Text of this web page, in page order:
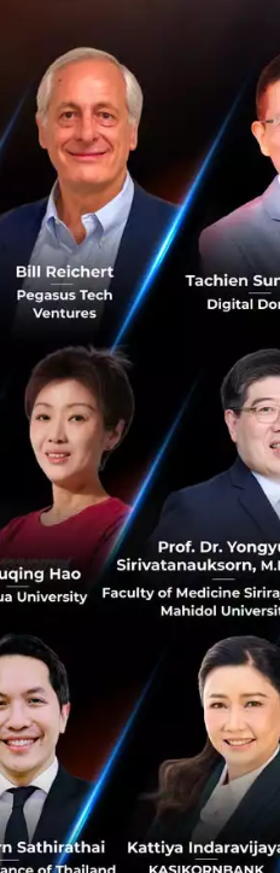
5G The Robotics
ร่วมกับ
3D เพื่อตรวจหาวัตถุตามออเ
ของวัตถุมาที่หุ่นยนต์ เพื่อทำก
5G กับ SMART INDUSTRYร่ว
เทคโนโลยี 5G จะเข้าไปยกระ
Active Cockpit แสดงกา
จากโรงงานผลิต ผ่านระ
ออกแบบมาให้ตอบสนองเ
การจัดการกับความผิดปก
Bosch connected
พร้อมกัน คือ วัดการสั่นสะ